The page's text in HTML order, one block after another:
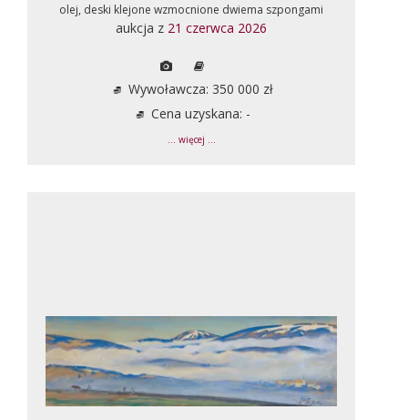
olej, deski klejone wzmocnione dwiema szpongami
aukcja z 21 czerwca 2026
Wywoławcza: 350 000 zł
Cena uzyskana: -
... więcej ...